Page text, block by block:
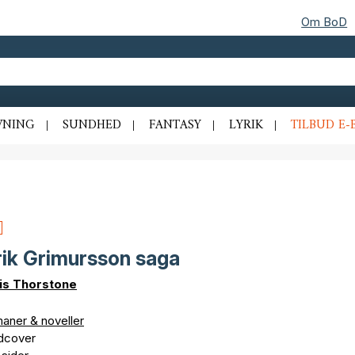
Om BoD
SUNDHED FANTASY LYRIK TILBUD E-
Grimursson saga
Thorstone
& noveller